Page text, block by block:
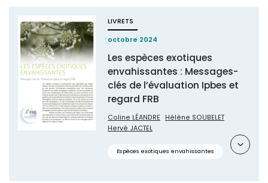
LIVRETS
octobre 2024
Les espèces exotiques
envahissantes : Messages-
clés de l’évaluation Ipbes et
regard FRB
Coline LÉANDRE
Hélène SOUBELET
Hervé JACTEL
Espèces exotiques envahissantes